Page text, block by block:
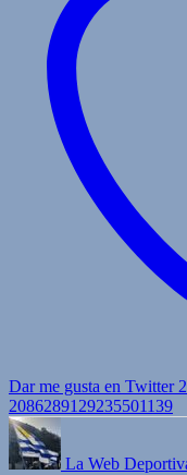
Dar me gusta en Twitter
2086289129235501139
La Web